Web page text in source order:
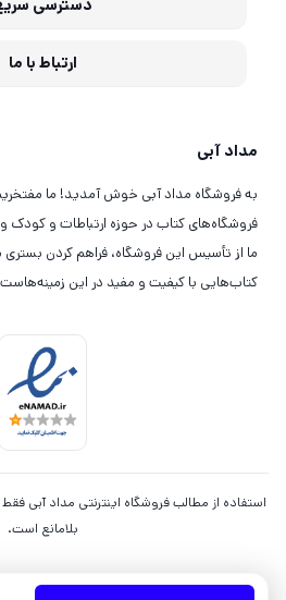
دسترسی
ارتباط با ما
مداد آبی
به فروشگاه مداد آبی خوش آمدید! ما
فروشگاه‌های کتاب در حوزه ارتباطات و
ما از تأسیس این فروشگاه، فراهم کردن
کتاب‌هایی با کیفیت و مفید در این
استفاده از مطالب فروشگاه اینترنتی مداد آبی
بلامانع است.